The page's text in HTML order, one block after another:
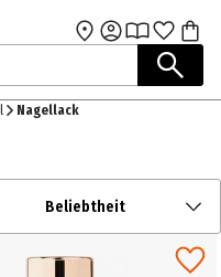
Hauptinhalt
Nagellack
Beliebtheit